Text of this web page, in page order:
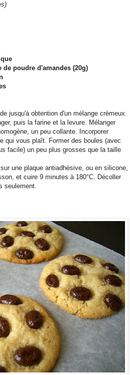
poudre d'amandes (20g)
jusqu'à obtention d'un mélange crèmeux.
puis la farine et la levure. Mélanger
un peu collante. Incorporer
qui vous plaît. Former des boules (avec
facile) un peu plus grosses que la taille
une plaque antiadhésive, ou en silicone,
et cuire 9 minutes à 180°C. Décoller
seulement.